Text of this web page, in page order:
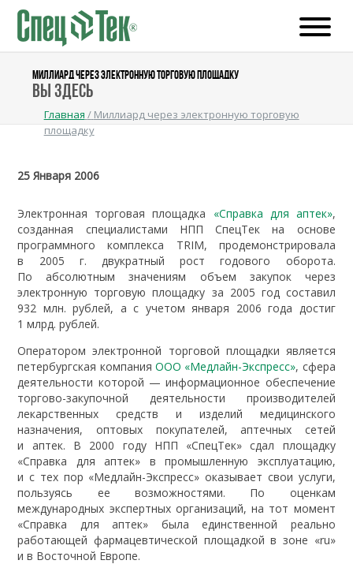
МИЛЛИАРД ЧЕРЕЗ ЭЛЕКТРОННУЮ ТОРГОВУЮ ПЛОЩАДКУ
Вы здесь
Главная / Миллиард через электронную торговую
площадку
25 Января 2006
Электронная торговая площадка «Справка для аптек»,
созданная специалистами НПП СпецТек на основе
программного комплекса TRIM, продемонстрировала
в 2005 г. двукратный рост годового оборота.
По абсолютным значениям объем закупок через
электронную торговую площадку за 2005 год составил
932 млн. рублей, а с учетом января 2006 года достиг
1 млрд. рублей.
Оператором электронной торговой площадки является
петербургская компания ООО «Медлайн-Экспресс», сфера
деятельности которой — информационное обеспечение
торгово-закупочной деятельности производителей
лекарственных средств и изделий медицинского
назначения, оптовых покупателей, аптечных сетей
и аптек. В 2000 году НПП «СпецТек» сдал площадку
«Справка для аптек» в промышленную эксплуатацию,
и с тех пор «Медлайн-Экспресс» оказывает свои услуги,
пользуясь ее возможностями. По оценкам
международных экспертных организаций, на тот момент
«Справка для аптек» была единственной реально
работающей фармацевтической площадкой в зоне «ru»
и в Восточной Европе.